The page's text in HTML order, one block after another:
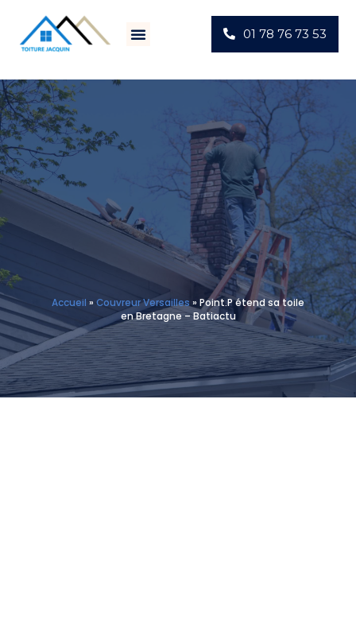
01 78 76 73 53
Accueil » Couvreur Versailles » Point.P étend sa toile
en Bretagne – Batiactu